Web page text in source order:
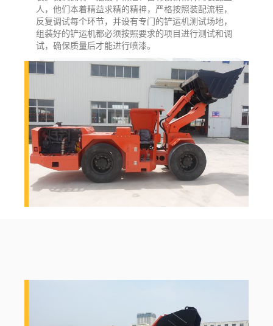
人，他们本着精益求精的精神，严格按照装配流程，
反复调试每个环节，并设有专门的铲运机测试场地，
组装好的铲运机都必须按照要求的项目进行测试和调
试，确保质量后才能进行喷漆。